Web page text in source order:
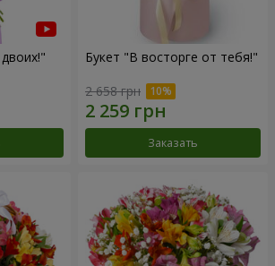
Букет "В восторге от тебя!"
2 658 грн
Заказать